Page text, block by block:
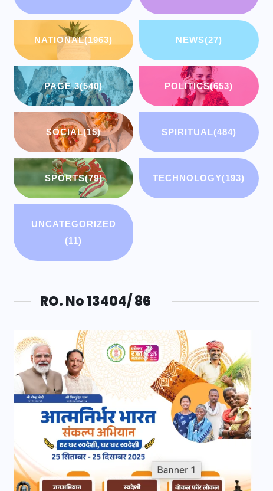
NATIONAL(1963) NEWS(27)
PAGE 3(540) POLITICS(653)
SOCIAL(15) SPIRITUAL(484)
SPORTS(79) TECHNOLOGY(193)
UNCATEGORIZED
(11)
RO. No 13404/ 86